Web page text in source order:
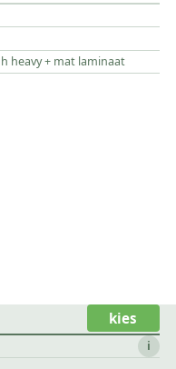
heavy + mat laminaat
kies
i